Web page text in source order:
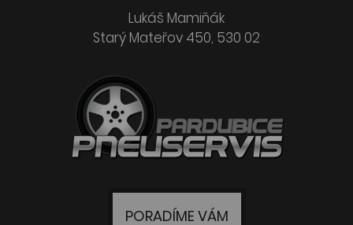
Lukáš Mamiňák
Starý Mateřov 450, 530 02
PORADÍME VÁM